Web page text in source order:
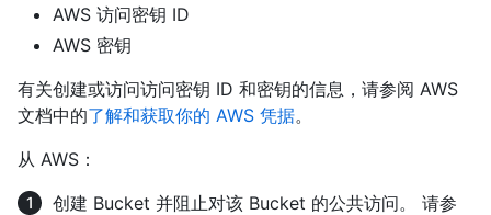
AWS 访问密钥 ID
AWS 密钥
有关创建或访问访问密钥 ID 和密钥的信息，请参阅 AWS
文档中的了解和获取你的 AWS 凭据。
从 AWS：
创建 Bucket 并阻止对该 Bucket 的公共访问。 请参